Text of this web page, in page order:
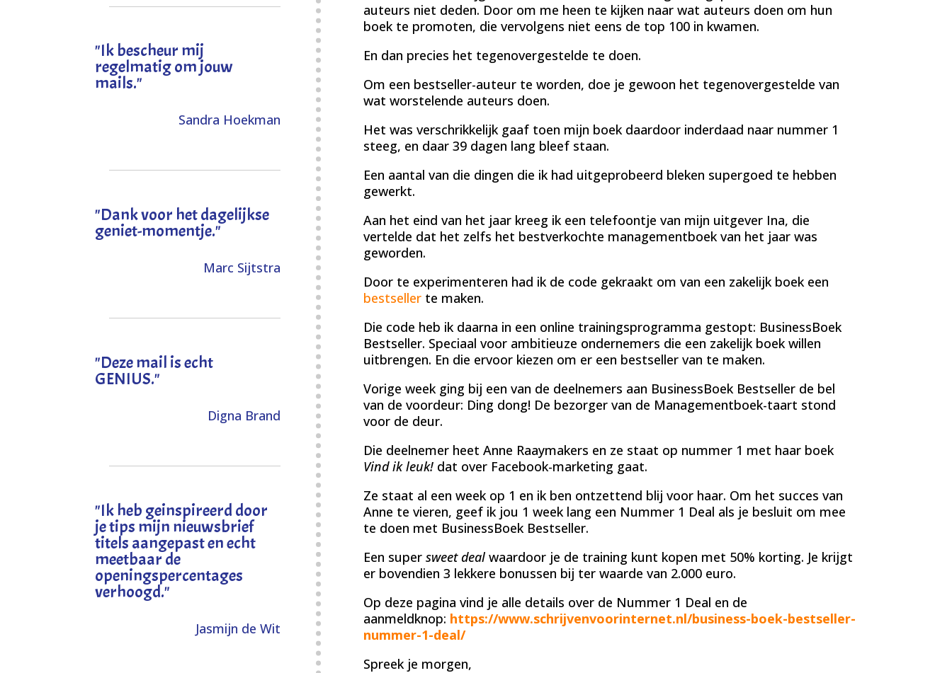
"Ik bescheur mij
regelmatig om jouw
mails."
Sandra Hoekman
"Dank voor het dagelijkse
geniet-momentje."
Marc Sijtstra
"Deze mail is echt
GENIUS."
Digna Brand
"Ik heb geinspireerd door
je tips mijn nieuwsbrief
titels aangepast en echt
meetbaar de
openingspercentages
verhoogd."
Jasmijn de Wit
auteurs niet deden. Door om me heen te kijken naar wat auteurs doen om hun
boek te promoten, die vervolgens niet eens de top 100 in kwamen.
En dan precies het tegenovergestelde te doen.
Om een bestseller-auteur te worden, doe je gewoon het tegenovergestelde van
wat worstelende auteurs doen.
Het was verschrikkelijk gaaf toen mijn boek daardoor inderdaad naar nummer 1
steeg, en daar 39 dagen lang bleef staan.
Een aantal van die dingen die ik had uitgeprobeerd bleken supergoed te hebben
gewerkt.
Aan het eind van het jaar kreeg ik een telefoontje van mijn uitgever Ina, die
vertelde dat het zelfs het bestverkochte managementboek van het jaar was
geworden.
Door te experimenteren had ik de code gekraakt om van een zakelijk boek een
bestsellerte maken.
Die code heb ik daarna in een online trainingsprogramma gestopt: BusinessBoek
Bestseller. Speciaal voor ambitieuze ondernemers die een zakelijk boek willen
uitbrengen. En die ervoor kiezen om er een bestseller van te maken.
Vorige week ging bij een van de deelnemers aan BusinessBoek Bestseller de bel
van de voordeur: Ding dong! De bezorger van de Managementboek-taart stond
voor de deur.
Die deelnemer heet Anne Raaymakers en ze staat op nummer 1 met haar boek
Vind ik leuk!dat over Facebook-marketing gaat.
Ze staat al een week op 1 en ik ben ontzettend blij voor haar. Om het succes van
Anne te vieren, geef ik jou 1 week lang een Nummer 1 Deal als je besluit om mee
te doen met BusinessBoek Bestseller.
Een super sweet dealwaardoor je de training kunt kopen met 50% korting. Je krijgt
er bovendien 3 lekkere bonussen bij ter waarde van 2.000 euro.
Op deze pagina vind je alle details over de Nummer 1 Deal en de
aanmeldknop: https://www.schrijvenvoorinternet.nl/business-boek-bestseller-
nummer-1-deal/
Spreek je morgen,